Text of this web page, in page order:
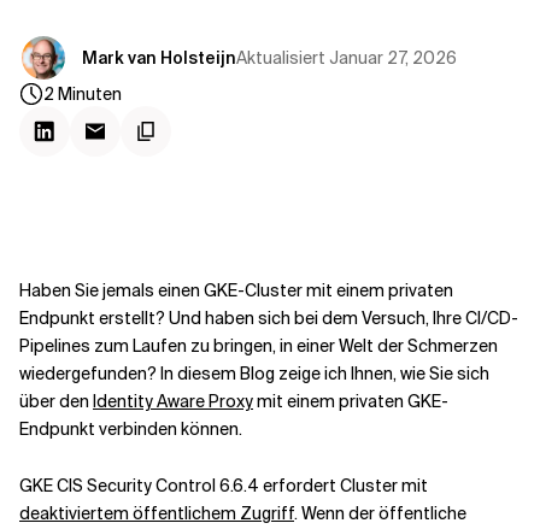
Mark van HolsteijnAktualisiert Januar 27, 2026
2 Minuten
Haben Sie jemals einen GKE-Cluster mit einem privaten
Endpunkt erstellt? Und haben sich bei dem Versuch, Ihre CI/CD-
Pipelines zum Laufen zu bringen, in einer Welt der Schmerzen
wiedergefunden? In diesem Blog zeige ich Ihnen, wie Sie sich
über den Identity Aware Proxymit einem privaten GKE-
Endpunkt verbinden können.
GKE CIS Security Control 6.6.4 erfordert Cluster mit
deaktiviertem öffentlichem Zugriff. Wenn der öffentliche